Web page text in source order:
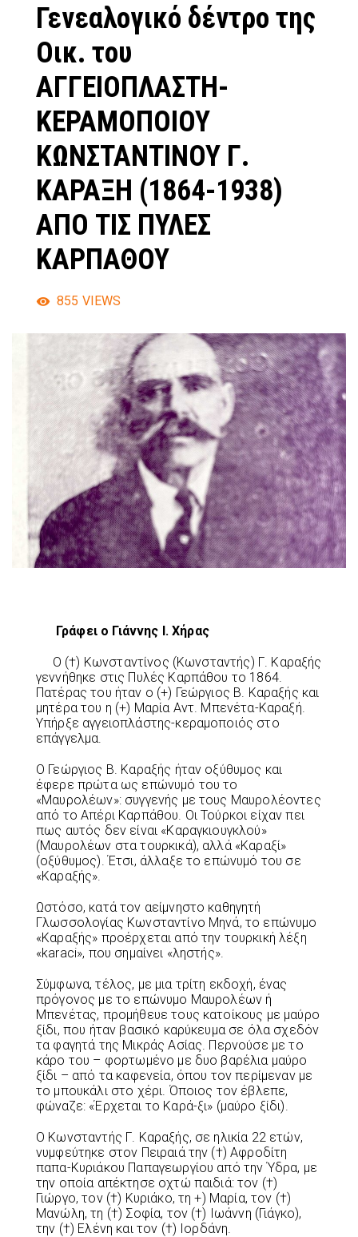
Γενεαλογικό δέντρο της
Οικ. του
ΑΓΓΕΙΟΠΛΑΣΤΗ-
ΚΕΡΑΜΟΠΟΙΟΥ
ΚΩΝΣΤΑΝΤΙΝΟΥ Γ.
ΚΑΡΑΞΗ (1864-1938)
ΑΠΟ ΤΙΣ ΠΥΛΕΣ
ΚΑΡΠΑΘΟΥ
855 VIEWS
Γράφει ο Γιάννης Ι. Χήρας
Ο (†) Κωνσταντίνος (Κωνσταντής) Γ. Καραξής
γεννήθηκε στις Πυλές Καρπάθου το 1864.
Πατέρας του ήταν ο (+) Γεώργιος Β. Καραξής και
μητέρα του η (+) Μαρία Αντ. Μπενέτα-Καραξή.
Υπήρξε αγγειοπλάστης-κεραμοποιός στο
επάγγελμα.
Ο Γεώργιος Β. Καραξής ήταν οξύθυμος και
έφερε πρώτα ως επώνυμό του το
«Μαυρολέων»: συγγενής με τους Μαυρολέοντες
από το Απέρι Καρπάθου. Οι Τούρκοι είχαν πει
πως αυτός δεν είναι «Καραγκιουγκλού»
(Μαυρολέων στα τουρκικά), αλλά «Καραξί»
(οξύθυμος). Έτσι, άλλαξε το επώνυμό του σε
«Καραξής».
Ωστόσο, κατά τον αείμνηστο καθηγητή
Γλωσσολογίας Κωνσταντίνο Μηνά, το επώνυμο
«Καραξής» προέρχεται από την τουρκική λέξη
«karaci», που σημαίνει «ληστής».
Σύμφωνα, τέλος, με μια τρίτη εκδοχή, ένας
πρόγονος με το επώνυμο Μαυρολέων ή
Μπενέτας, προμήθευε τους κατοίκους με μαύρο
ξίδι, που ήταν βασικό καρύκευμα σε όλα σχεδόν
τα φαγητά της Μικράς Ασίας. Περνούσε με το
κάρο του – φορτωμένο με δυο βαρέλια μαύρο
ξίδι – από τα καφενεία, όπου τον περίμεναν με
το μπουκάλι στο χέρι. Όποιος τον έβλεπε,
φώναζε: «Έρχεται το Καρά-ξι» (μαύρο ξίδι).
Ο Κωνσταντής Γ. Καραξής, σε ηλικία 22 ετών,
νυμφεύτηκε στον Πειραιά την (†) Αφροδίτη
παπα-Κυριάκου Παπαγεωργίου από την Ύδρα, με
την οποία απέκτησε οχτώ παιδιά: τον (†)
Γιώργο, τον (†) Κυριάκο, τη +) Μαρία, τον (†)
Μανώλη, τη (†) Σοφία, τον (†) Ιωάννη (Γιάγκο),
την (†) Ελένη και τον (†) Ιορδάνη.